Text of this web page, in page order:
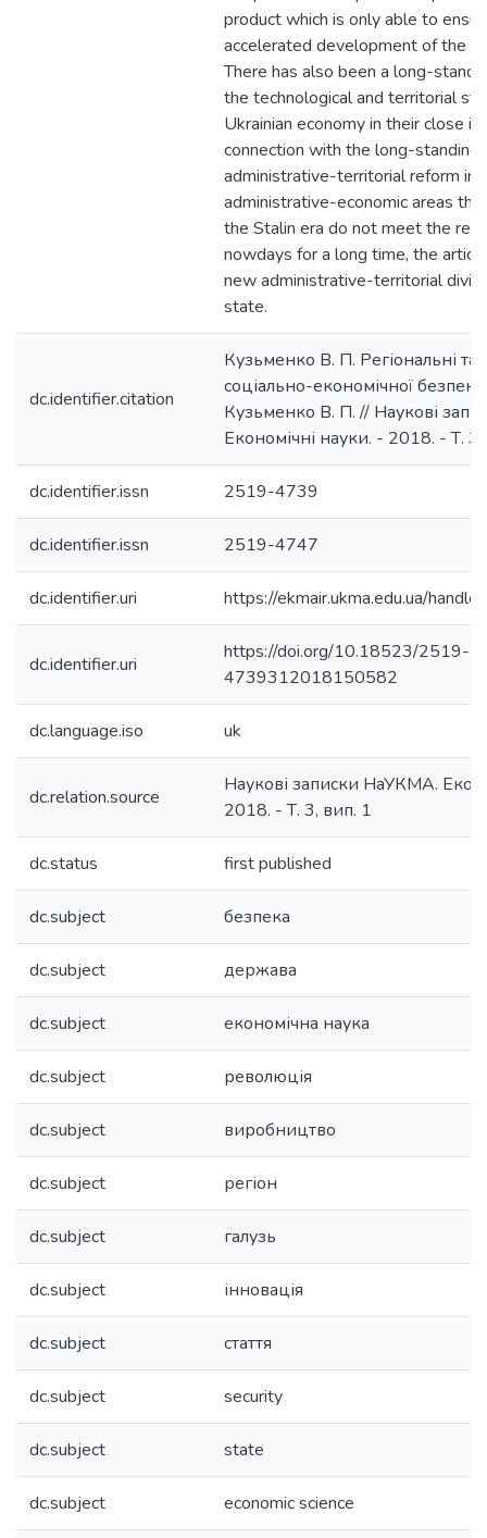
product which is only able to
accelerated development of the
There has also been a long-
the technological and territorial
Ukrainian economy in their close
connection with the long-standing
administrative-territorial reform in
administrative-economic areas
the Stalin era do not meet the
nowdays for a long time, the
new administrative-territorial
state.
dc.identifier.citation
Кузьменко В. П. Регіональні та
соціально-економічної
Кузьменко В. П. // Наукові
Економічні науки. - 2018. - Т.
dc.identifier.issn 2519-4739
dc.identifier.issn 2519-4747
dc.identifier.uri https://ekmair.ukma.edu.ua/
dc.identifier.uri
https://doi.org/10.18523/2519-
4739312018150582
dc.language.iso uk
dc.relation.source
Наукові записки НаУКМА.
2018. - Т. 3, вип. 1
dc.status first published
dc.subject безпека
dc.subject держава
dc.subject економічна наука
dc.subject революція
dc.subject виробництво
dc.subject регіон
dc.subject галузь
dc.subject інновація
dc.subject стаття
dc.subject security
dc.subject state
dc.subject economic science